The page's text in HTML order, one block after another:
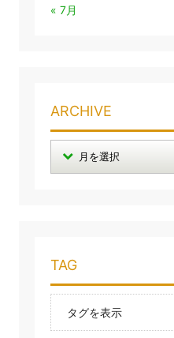
« 7月
ARCHIVE
TAG
タグを表示